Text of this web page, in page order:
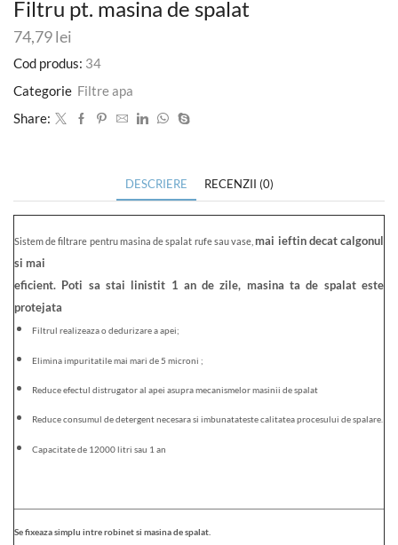
Filtru pt. masina de spalat
74,79lei
Cod produs: 34
Categorie Filtre apa
Share:
DESCRIERE RECENZII (0)
Sistem de filtrare pentru masina de spalat rufe sau vase,mai ieftin decat calgonul
si mai
eficient. Poti sa stai linistit 1 an de zile, masina ta de spalat este
protejata
Filtrul realizeaza o dedurizare a apei;
Elimina impuritatile mai mari de 5 microni ;
Reduce efectul distrugator al apei asupra mecanismelor masinii de spalat
Reduce consumul de detergent necesara si imbunatateste calitatea procesului de spalare.
Capacitate de 12000 litri sau 1 an
Se fixeaza simplu intre robinet si masina de spalat.